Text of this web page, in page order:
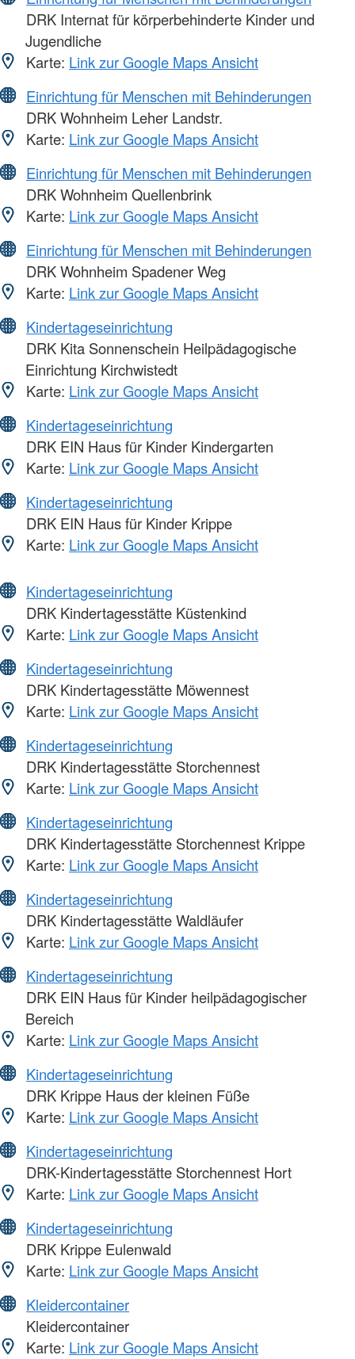
DRK Internat für körperbehinderte Kinder und
Jugendliche
Karte: Link zur Google Maps Ansicht
Einrichtung für Menschen mit Behinderungen
DRK Wohnheim Leher Landstr.
Karte: Link zur Google Maps Ansicht
Einrichtung für Menschen mit Behinderungen
DRK Wohnheim Quellenbrink
Karte: Link zur Google Maps Ansicht
Einrichtung für Menschen mit Behinderungen
DRK Wohnheim Spadener Weg
Karte: Link zur Google Maps Ansicht
Kindertageseinrichtung
DRK Kita Sonnenschein Heilpädagogische
Einrichtung Kirchwistedt
Karte: Link zur Google Maps Ansicht
Kindertageseinrichtung
DRK EIN Haus für Kinder Kindergarten
Karte: Link zur Google Maps Ansicht
Kindertageseinrichtung
DRK EIN Haus für Kinder Krippe
Karte: Link zur Google Maps Ansicht
Kindertageseinrichtung
DRK Kindertagesstätte Küstenkind
Karte: Link zur Google Maps Ansicht
Kindertageseinrichtung
DRK Kindertagesstätte Möwennest
Karte: Link zur Google Maps Ansicht
Kindertageseinrichtung
DRK Kindertagesstätte Storchennest
Karte: Link zur Google Maps Ansicht
Kindertageseinrichtung
DRK Kindertagesstätte Storchennest Krippe
Karte: Link zur Google Maps Ansicht
Kindertageseinrichtung
DRK Kindertagesstätte Waldläufer
Karte: Link zur Google Maps Ansicht
Kindertageseinrichtung
DRK EIN Haus für Kinder heilpädagogischer
Bereich
Karte: Link zur Google Maps Ansicht
Kindertageseinrichtung
DRK Krippe Haus der kleinen Füße
Karte: Link zur Google Maps Ansicht
Kindertageseinrichtung
DRK-Kindertagesstätte Storchennest Hort
Karte: Link zur Google Maps Ansicht
Kindertageseinrichtung
DRK Krippe Eulenwald
Karte: Link zur Google Maps Ansicht
Kleidercontainer
Kleidercontainer
Karte: Link zur Google Maps Ansicht